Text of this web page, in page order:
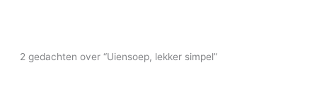
2 gedachten over “Uiensoep, lekker simpel”